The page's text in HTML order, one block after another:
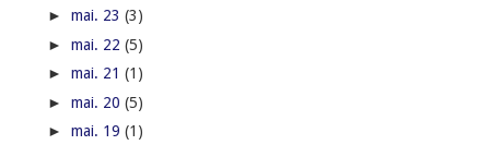
► mai. 23 (3)
► mai. 22 (5)
► mai. 21 (1)
► mai. 20 (5)
► mai. 19 (1)